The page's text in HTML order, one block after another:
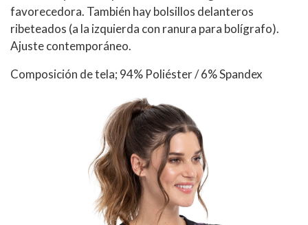
favorecedora. También hay bolsillos delanteros
ribeteados (a la izquierda con ranura para bolígrafo).
Ajuste contemporáneo.
Composición de tela; 94% Poliéster / 6% Spandex